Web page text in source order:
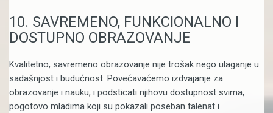
10. SAVREMENO, FUNKCIONALNO I
DOSTUPNO OBRAZOVANJE
Kvalitetno, savremeno obrazovanje nije trošak nego ulaganje u
sadašnjost i budućnost. Povećavaćemo izdvajanje za
obrazovanje i nauku, i podsticati njihovu dostupnost svima,
pogotovo mladima koji su pokazali poseban talenat i